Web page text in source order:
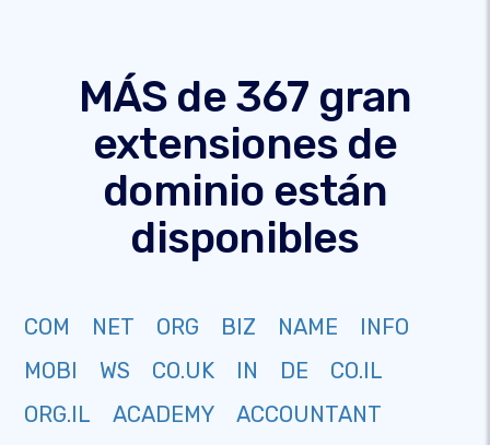
MÁS de 367 gran
extensiones de
dominio están
disponibles
COM NET ORG BIZ NAME
INFO
MOBI
WS CO.UK IN DE
CO.IL
ORG.IL
ACADEMY
ACCOUNTANT